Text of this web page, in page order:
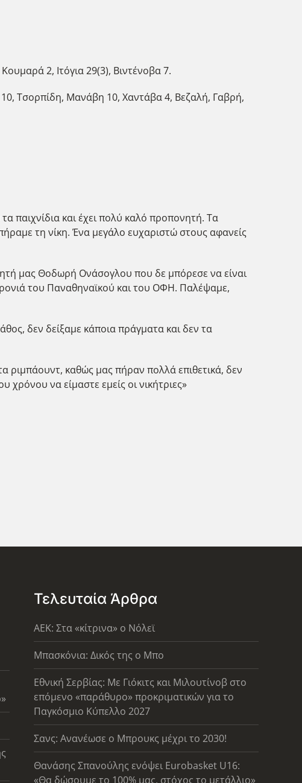
2, Ιτόγια 29(3), Βιντένοβα 7.
Τσορπίδη, Μανάβη 10, Χαντάβα 4, Βεζαλή, Γαβρή,
παιχνίδια και έχει πολύ καλό προπονητή. Τα
τη νίκη. Ένα μεγάλο ευχαριστώ στους αφανείς
μας Θοδωρή Ονάσογλου που δε μπόρεσε να είναι
του Παναθηναϊκού και του ΟΦΗ. Παλέψαμε,
δεν δείξαμε κάποια πράγματα και δεν τα
ριμπάουντ, καθώς μας πήραν πολλά επιθετικά, δεν
να είμαστε εμείς οι νικήτριες»
Τελευταία Άρθρα
AEK: Στα «κίτρινα» ο Νόλεϊ
Μπασκόνια: Δικός της ο Μπο
Εθνική Σερβίας: Με Γιόκιτς και Μιλουτίνοβ στο
επόμενο «παράθυρο» προκριματικών για το
Παγκόσμιο Κύπελλο 2027
Σανς: Ανανέωσε ο Μπρουκς μέχρι το 2030!
Θανάσης Σπανούλης ενόψει Eurobasket U16:
«Θα δώσουμε το 100% μας, στόχος το μετάλλιο»